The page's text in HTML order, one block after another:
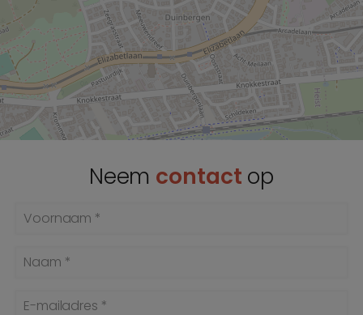
Neem contact op
Voornaam *
Naam *
E-mailadres *